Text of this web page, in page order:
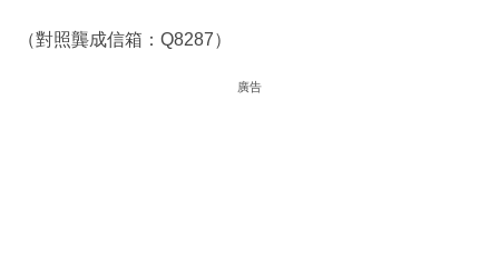
（對照龔成信箱：Q8287）
廣告